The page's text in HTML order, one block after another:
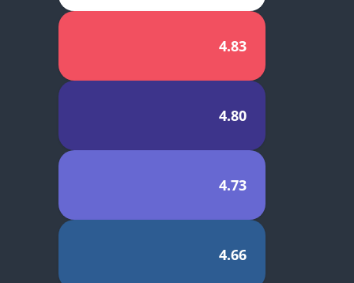
4.83
4.80
4.73
4.66